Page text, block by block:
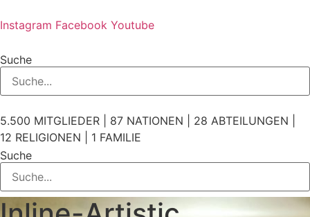
Inhalt
Instagram Facebook Youtube
Suche
5.500 MITGLIEDER | 87 NATIONEN | 28 ABTEILUNGEN |
12 RELIGIONEN | 1 FAMILIE
Suche